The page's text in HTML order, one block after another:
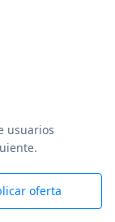
usuarios
oferta